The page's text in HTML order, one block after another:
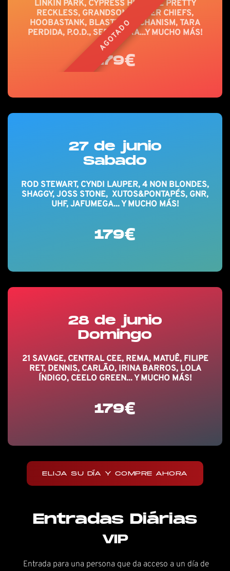
AGOTADO
LINKIN PARK, CYPRESS HILL, THE PRETTY
RECKLESS, GRANDSON, KAISER CHIEFS,
HOOBASTANK, BLASTED MECHANISM, TARA
PERDIDA, P.O.D., SEPULTURA...Y MUCHO MÁS!
179€
27 de junio
Sabado
ROD STEWART, CYNDI LAUPER, 4 NON BLONDES,
SHAGGY, JOSS STONE, XUTOS&PONTAPÉS, GNR,
UHF, JAFUMEGA... Y MUCHO MÁS!
179€
28 de junio
Domingo
21 SAVAGE, CENTRAL CEE, REMA, MATUÊ, FILIPE
RET, DENNIS, CARLÃO, IRINA BARROS, LOLA
ÍNDIGO, CEELO GREEN... Y MUCHO MÁS!
179€
ELIJA SU DÍA Y COMPRE AHORA
Entradas Diárias
VIP
Entrada para una persona que da acceso a un día de